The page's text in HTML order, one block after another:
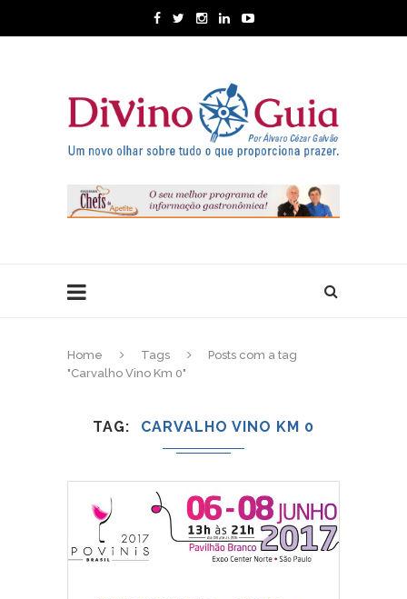
Home Tags
Posts com a tag
"Carvalho Vino Km 0"
TAG CARVALHO VINO KM 0